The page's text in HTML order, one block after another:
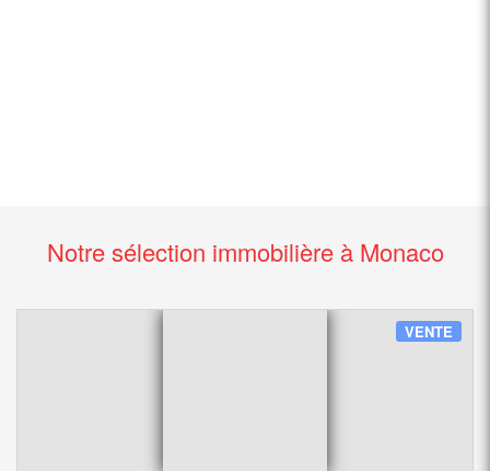
Notre sélection immobilière à Monaco
VENTE